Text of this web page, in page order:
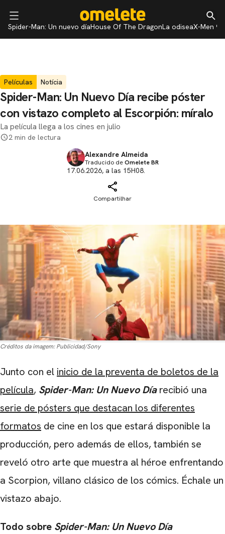
Spider-Man: Un nuevo díaHouse Of The DragonLa odiseaX-Men 97
Películas Notícia
Spider-Man: Un Nuevo Día recibe póster
con vistazo completo al Escorpión: míralo
La película llega a los cines en julio
2 min de lectura
Alexandre Almeida
Traducido deOmelete BR
17.06.2026, a las 15H08.
Compartilhar
Créditos da imagem: Publicidad/Sony
Junto con el inicio de la preventa de boletos de la
película, Spider-Man: Un Nuevo Díarecibió una
serie de pósters que destacan los diferentes
formatos de cine en los que estará disponible la
producción, pero además de ellos, también se
reveló otro arte que muestra al héroe enfrentando
a Scorpion, villano clásico de los cómics. Échale un
vistazo abajo.
Todo sobre Spider-Man: Un Nuevo Día